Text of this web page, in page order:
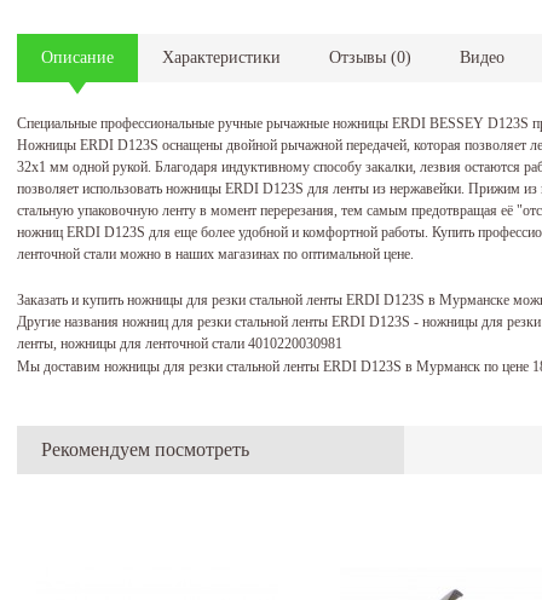
Описание Характеристики Отзывы (0) Видео
Специальные профессиональные ручные рычажные ножницы ERDI BESSEY D123S
Ножницы ERDI D123S оснащены двойной рычажной передачей, которая позволяет
32x1 мм одной рукой. Благодаря индуктивному способу закалки, лезвия остаются
позволяет использовать ножницы ERDI D123S для ленты из нержавейки. Прижим
стальную упаковочную ленту в момент перерезания, тем самым предотвращая её
ножниц ERDI D123S для еще более удобной и комфортной работы. Купить
ленточной стали можно в наших магазинах по оптимальной цене.
Заказать и купить ножницы для резки стальной ленты ERDI D123S в Мурманске
Другие названия ножниц для резки стальной ленты ERDI D123S - ножницы для
ленты, ножницы для ленточной стали 4010220030981
Мы доставим ножницы для резки стальной ленты ERDI D123S в Мурманск по цене
Рекомендуем посмотреть